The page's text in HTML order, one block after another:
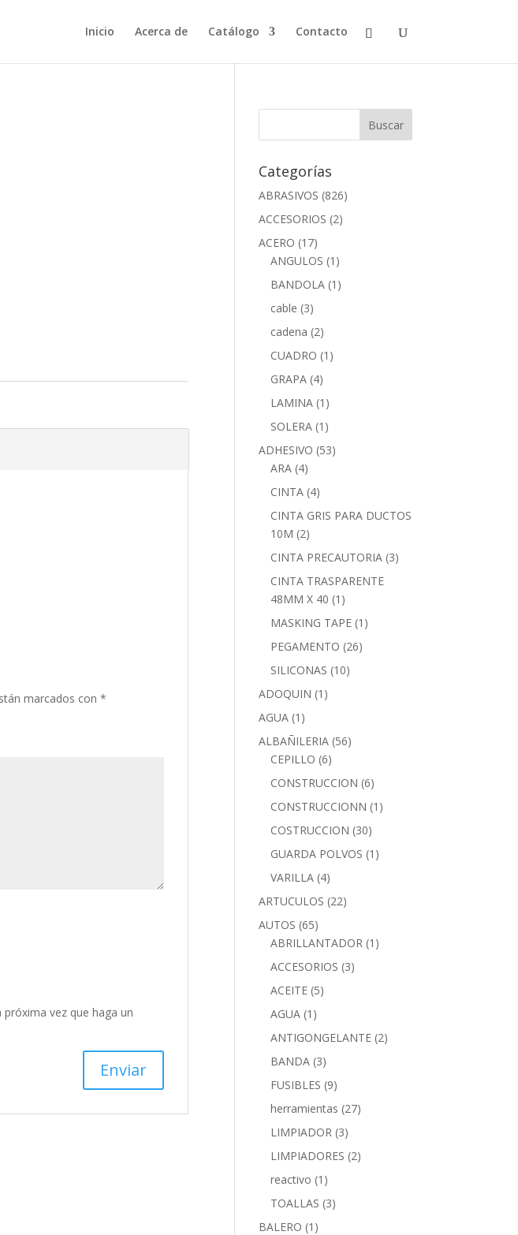
Inicio Acerca de Catálogo Contacto
marcados con*
vez que haga un
Categorías
ABRASIVOS (826)
ACCESORIOS (2)
ACERO (17)
ANGULOS (1)
BANDOLA (1)
cable (3)
cadena (2)
CUADRO (1)
GRAPA (4)
LAMINA (1)
SOLERA (1)
ADHESIVO (53)
ARA (4)
CINTA (4)
CINTA GRIS PARA DUCTOS
10M (2)
CINTA PRECAUTORIA (3)
CINTA TRASPARENTE
48MM X 40 (1)
MASKING TAPE (1)
PEGAMENTO (26)
SILICONAS (10)
ADOQUIN (1)
AGUA (1)
ALBAÑILERIA (56)
CEPILLO (6)
CONSTRUCCION (6)
CONSTRUCCIONN (1)
COSTRUCCION (30)
GUARDA POLVOS (1)
VARILLA (4)
ARTUCULOS (22)
AUTOS (65)
ABRILLANTADOR (1)
ACCESORIOS (3)
ACEITE (5)
AGUA (1)
ANTIGONGELANTE (2)
BANDA (3)
FUSIBLES (9)
herramientas (27)
LIMPIADOR (3)
LIMPIADORES (2)
reactivo (1)
TOALLAS (3)
BALERO (1)